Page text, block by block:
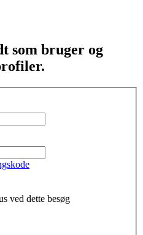
som bruger og
ved dette besøg